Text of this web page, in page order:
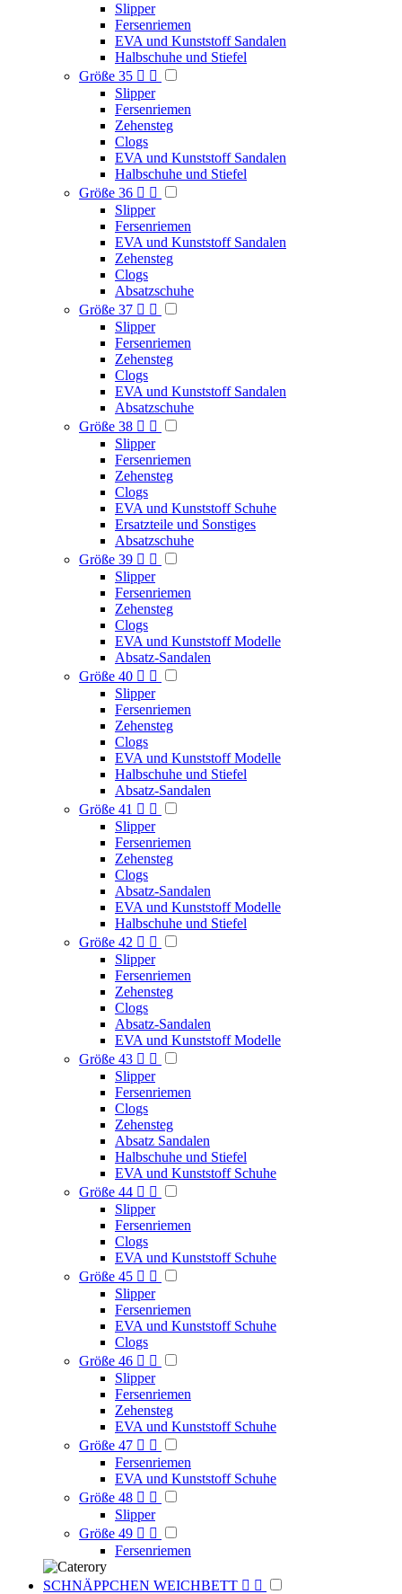
Slipper
Fersenriemen
EVA und Kunststoff Sandalen
Halbschuhe und Stiefel
Größe 35  
Slipper
Fersenriemen
Zehensteg
Clogs
EVA und Kunststoff Sandalen
Halbschuhe und Stiefel
Größe 36  
Slipper
Fersenriemen
EVA und Kunststoff Sandalen
Zehensteg
Clogs
Absatzschuhe
Größe 37  
Slipper
Fersenriemen
Zehensteg
Clogs
EVA und Kunststoff Sandalen
Absatzschuhe
Größe 38  
Slipper
Fersenriemen
Zehensteg
Clogs
EVA und Kunststoff Schuhe
Ersatzteile und Sonstiges
Absatzschuhe
Größe 39  
Slipper
Fersenriemen
Zehensteg
Clogs
EVA und Kunststoff Modelle
Absatz-Sandalen
Größe 40  
Slipper
Fersenriemen
Zehensteg
Clogs
EVA und Kunststoff Modelle
Halbschuhe und Stiefel
Absatz-Sandalen
Größe 41  
Slipper
Fersenriemen
Zehensteg
Clogs
Absatz-Sandalen
EVA und Kunststoff Modelle
Halbschuhe und Stiefel
Größe 42  
Slipper
Fersenriemen
Zehensteg
Clogs
Absatz-Sandalen
EVA und Kunststoff Modelle
Größe 43  
Slipper
Fersenriemen
Clogs
Zehensteg
Absatz Sandalen
Halbschuhe und Stiefel
EVA und Kunststoff Schuhe
Größe 44  
Slipper
Fersenriemen
Clogs
EVA und Kunststoff Schuhe
Größe 45  
Slipper
Fersenriemen
EVA und Kunststoff Schuhe
Clogs
Größe 46  
Slipper
Fersenriemen
Zehensteg
EVA und Kunststoff Schuhe
Größe 47  
Fersenriemen
EVA und Kunststoff Schuhe
Größe 48  
Slipper
Größe 49  
Fersenriemen
SCHNÄPPCHEN WEICHBETT  